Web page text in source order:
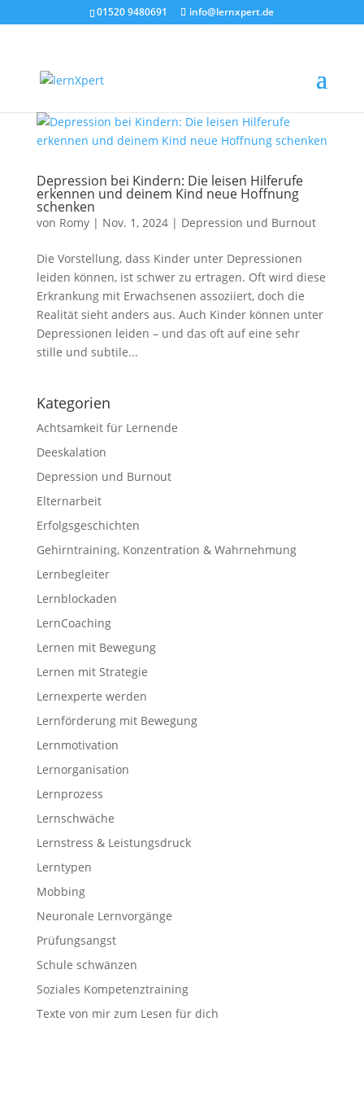
01520 9480691 info@lernxpert.de
Depression bei Kindern: Die leisen Hilferufe
erkennen und deinem Kind neue Hoffnung
schenken
von Romy| Nov. 1, 2024| Depression und Burnout
Die Vorstellung, dass Kinder unter Depressionen
leiden können, ist schwer zu ertragen. Oft wird diese
Erkrankung mit Erwachsenen assoziiert, doch die
Realität sieht anders aus. Auch Kinder können unter
Depressionen leiden – und das oft auf eine sehr
stille und subtile...
Kategorien
Achtsamkeit für Lernende
Deeskalation
Depression und Burnout
Elternarbeit
Erfolgsgeschichten
Gehirntraining, Konzentration & Wahrnehmung
Lernbegleiter
Lernblockaden
LernCoaching
Lernen mit Bewegung
Lernen mit Strategie
Lernexperte werden
Lernförderung mit Bewegung
Lernmotivation
Lernorganisation
Lernprozess
Lernschwäche
Lernstress & Leistungsdruck
Lerntypen
Mobbing
Neuronale Lernvorgänge
Prüfungsangst
Schule schwänzen
Soziales Kompetenztraining
Texte von mir zum Lesen für dich